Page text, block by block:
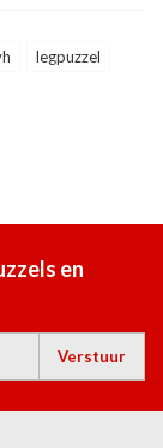
legpuzzel
en
Verstuur